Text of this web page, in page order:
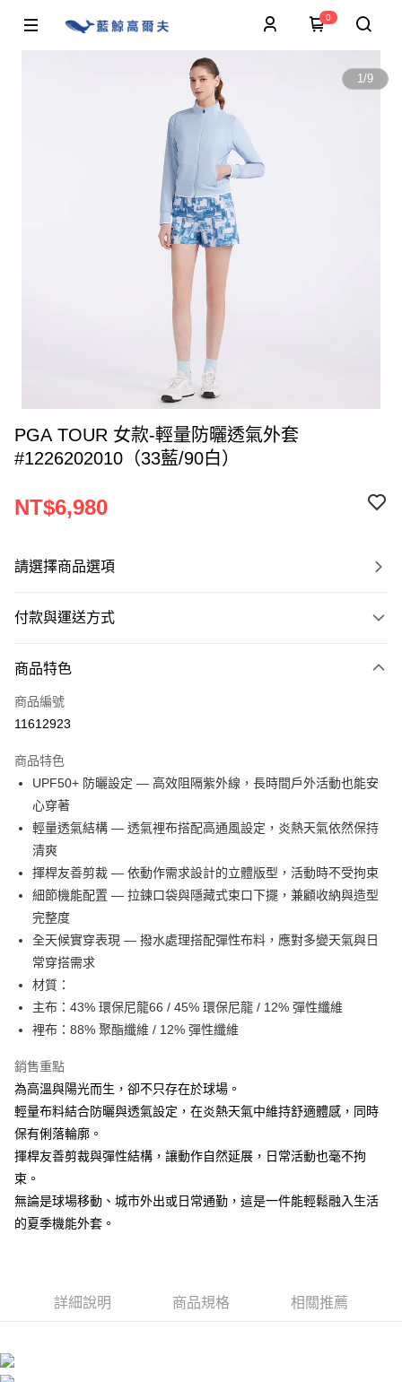
0
1/9
PGA TOUR 女款-輕量防曬透氣外套
#1226202010（33藍/90白）
NT$6,980
請選擇商品選項
付款與運送方式
信用卡一次付款
超商取貨付款
Apple Pay
悠遊付
ATM付款
運送方式
全家取貨付款
每筆NT$60
7-11取貨付款
每筆NT$60
宅配
每筆NT$250
商品特色
商品編號
11612923
商品特色
UPF50+ 防曬設定 — 高效阻隔紫外線，長時間戶外活動也能安
心穿著
輕量透氣結構 — 透氣裡布搭配高通風設定，炎熱天氣依然保持
清爽
揮桿友善剪裁 — 依動作需求設計的立體版型，活動時不受拘束
細節機能配置 — 拉鍊口袋與隱藏式束口下擺，兼顧收納與造型
完整度
全天候實穿表現 — 撥水處理搭配彈性布料，應對多變天氣與日
常穿搭需求
材質：
主布：43% 環保尼龍66 / 45% 環保尼龍 / 12% 彈性纖維
裡布：88% 聚酯纖維 / 12% 彈性纖維
銷售重點
為高溫與陽光而生，卻不只存在於球場。
輕量布料結合防曬與透氣設定，在炎熱天氣中維持舒適體感，同時
保有俐落輪廓。
揮桿友善剪裁與彈性結構，讓動作自然延展，日常活動也毫不拘
束。
無論是球場移動、城市外出或日常通勤，這是一件能輕鬆融入生活
的夏季機能外套。
詳細說明 商品規格 相關推薦